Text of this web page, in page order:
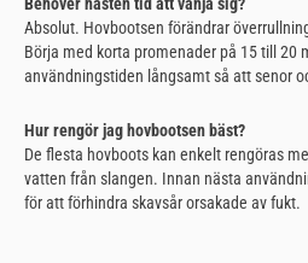
Absolut. Hovbootsen förändrar
Börja med korta promenader på 15 till 20
användningstiden långsamt så att senor
Hur rengör jag hovbootsen bäst?
De flesta hovboots kan enkelt rengöras
vatten från slangen. Innan nästa
för att förhindra skavsår orsakade av fukt.